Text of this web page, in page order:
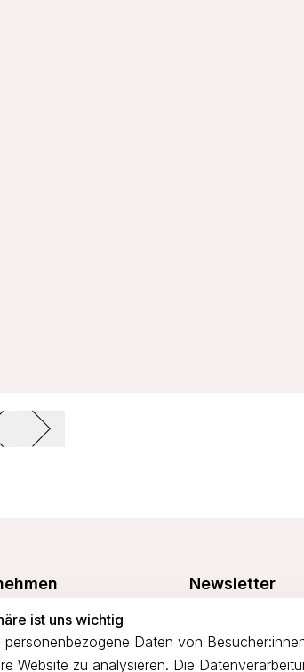
ist uns wichtig
Daten von
Website zu analysieren. Die
Newsletter
profitiere von